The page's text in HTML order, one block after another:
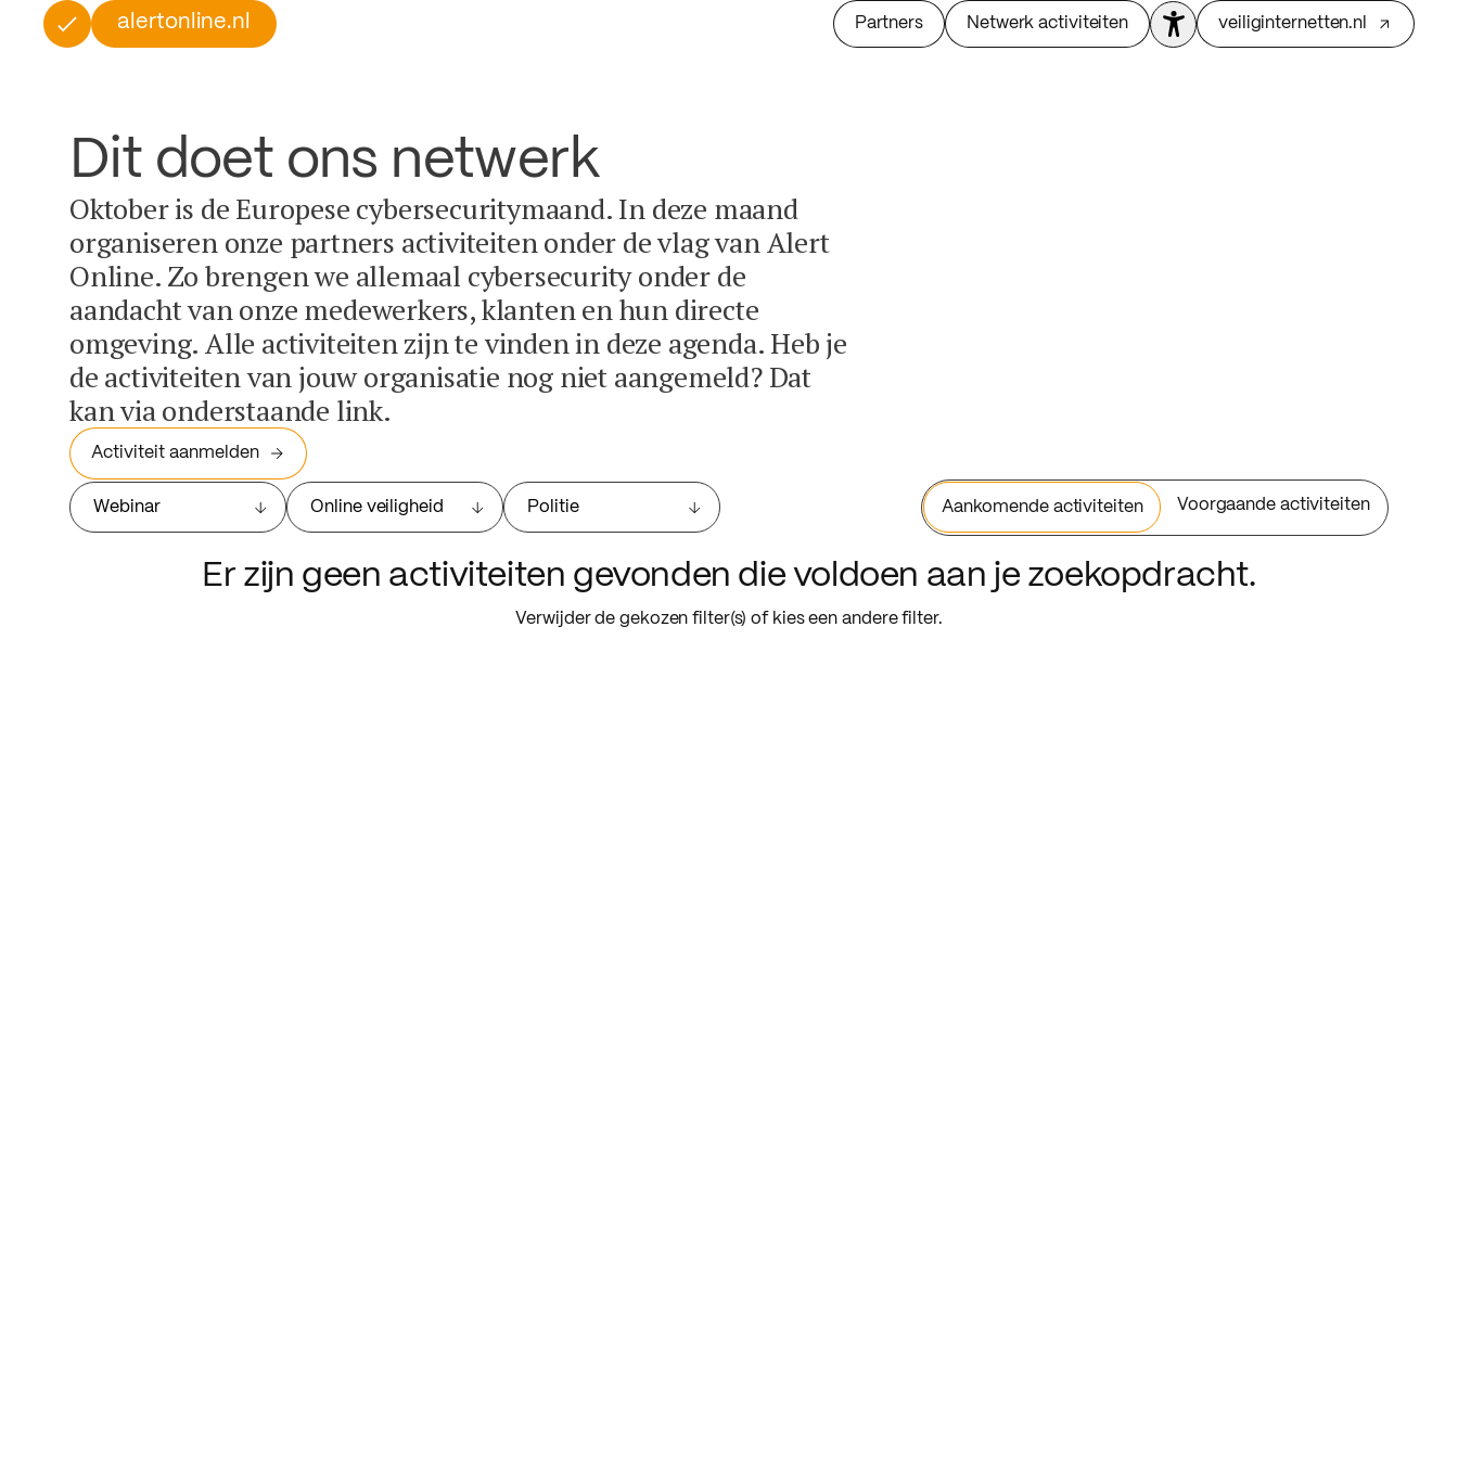
alertonline.nl Partners Netwerk activiteiten veiliginternetten.nl
Dit doet ons netwerk
Oktober is de Europese cybersecuritymaand. In deze maand
organiseren onze partners activiteiten onder de vlag van Alert
Online. Zo brengen we allemaal cybersecurity onder de
aandacht van onze medewerkers, klanten en hun directe
omgeving. Alle activiteiten zijn te vinden in deze agenda. Heb je
de activiteiten van jouw organisatie nog niet aangemeld? Dat
kan via onderstaande link.
Activiteit aanmelden
Webinar Online veiligheid Politie Aankomende activiteiten Voorgaande activiteiten
Er zijn geen activiteiten gevonden die voldoen aan je zoekopdracht.
Verwijder de gekozen filter(s) of kies een andere filter.